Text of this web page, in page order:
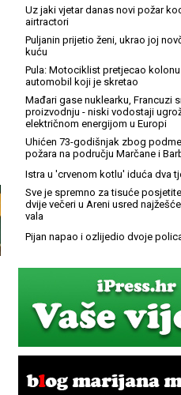
Uz jaki vjetar danas novi požar
airtractori
Puljanin prijetio ženi, ukrao joj
kuću
Pula: Motociklist pretjecao
automobil koji je skretao
Mađari gase nuklearku, Francuzi
proizvodnju - niski vodostaji
električnom energijom u Europi
Uhićen 73-godišnjak zbog
požara na području Marčane i
Istra u 'crvenom kotlu' iduća dva
Sve je spremno za tisuće
dvije večeri u Areni usred
vala
Pijan napao i ozlijedio dvoje